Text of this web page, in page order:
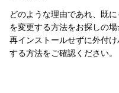
どのような理由であれ、既
を変更する方法をお探しの
再インストールせずに外付
する方法をご確認ください。